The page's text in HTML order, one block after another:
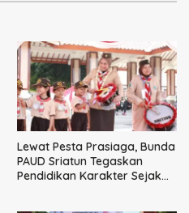
Lewat Pesta Prasiaga, Bunda
PAUD Sriatun Tegaskan
Pendidikan Karakter Sejak